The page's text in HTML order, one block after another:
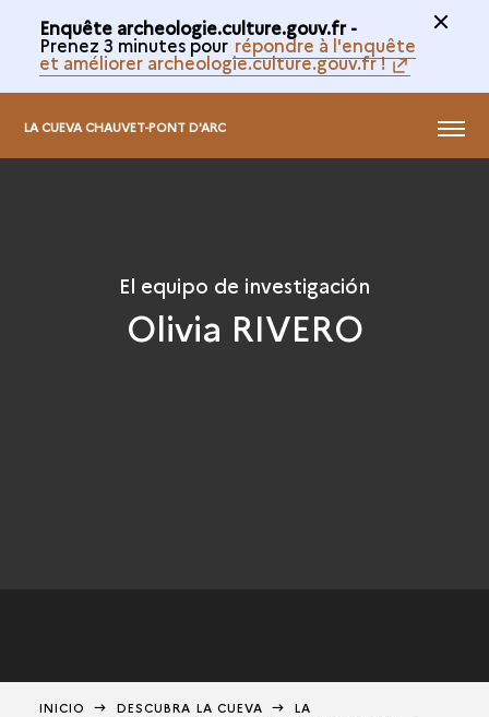
Enquête archeologie.culture.gouv.fr -
Prenez 3 minutes pour répondre à l'enquête
et améliorer archeologie.culture.gouv.fr !
LA CUEVA CHAUVET-PONT D'ARC MENÚ
El equipo de investigación
Olivia RIVERO
INICIO DESCUBRA LA CUEVA
LA